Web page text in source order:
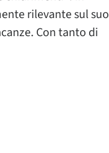
rilevante sul suo
Con tanto di